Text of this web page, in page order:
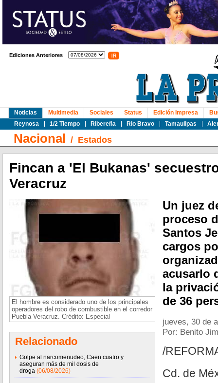
Ediciones Anteriores
Noticias
Reynosa
1/2 Tiempo Ribereña Rio Bravo Tamaulipas
Multimedia Sociales Status Edición Impresa
Nacional / Estados
Fincan a 'El Bukanas'
Veracruz
El hombre es considerado uno de los principales
operadores del robo de combustible en el corredor
Puebla-Veracruz. Crédito: Especial
Relacionado
Golpe al narcomenudeo; Caen cuatro y
aseguran más de mil dosis de
droga (06/08/2026)
Un juez
proceso
Santos
cargos
acusarlo
la
de 36
jueves, 30 de
Por: Benito
/
Cd. de